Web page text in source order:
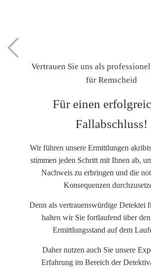
Vertrauen Sie uns als
für Remscheid
Für einen
Fallabschluss!
Wir führen unsere Ermittlungen
stimmen jeden Schritt mit Ihnen ab,
Nachweis zu erbringen und die
Konsequenzen
Denn als vertrauenswürdige Detektei
halten wir Sie fortlaufend über
Ermittlungsstand auf dem
Daher nutzen auch Sie unsere
Erfahrung im Bereich der